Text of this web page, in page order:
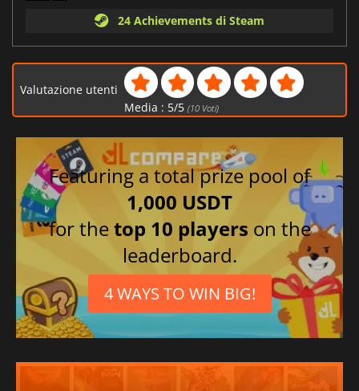
24 Achievements di Steam
Valutazione utenti
Media : 5/5 (10Voti)
Featuring a total prize pool of
1,000 USDT
for thetop 10 players on the
leaderboard.
4 WAYS TO WIN BIG!